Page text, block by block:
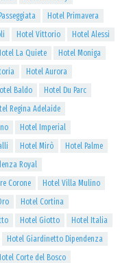
Hotel Primavera
Hotel Vittorio
Hotel Alessi
La Quiete
Hotel Moniga
Hotel Aurora
Baldo
Hotel Du Parc
Regina Adelaide
Hotel Imperial
Hotel Mirò
Hotel Palme
Royal
Corone
Hotel Villa Mulino
Hotel Cortina
Hotel Giotto
Hotel Italia
Hotel Giardinetto Dipendenza
Corte del Bosco